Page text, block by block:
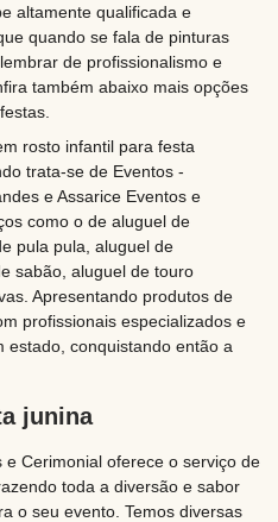
altamente qualificada e
quando se fala de pinturas
de profissionalismo e
também abaixo mais opções
rosto infantil para festa
trata-se de Eventos -
e Assarice Eventos e
como o de aluguel de
pula pula, aluguel de
sabão, aluguel de touro
Apresentando produtos de
profissionais especializados e
estado, conquistando então a
junina
e Cerimonial oferece o serviço de
toda a diversão e sabor
o seu evento. Temos diversas